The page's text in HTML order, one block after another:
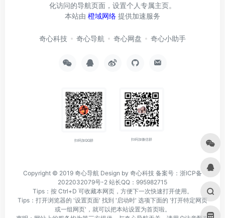
化访问的导航页面，设置个人专属主页。
本站由 橙域网络 提供加速服务
奇心科技 奇心导航 奇心网盘 奇心小助手
扫码加QQ群 扫码加微信群
Copyright © 2019 奇心导航 Design by 奇心科技 备案号：浙ICP备
2022032079号-2 站长QQ：995982715
Tips：按 Ctrl+D 可收藏本网页，方便下一次快速打开使用。
Tips：打开浏览器的 '设置页面' 找到 '启动时' 选项下面的 '打开特定网页
或一组网页'，就可以把本站设置为首页啦。